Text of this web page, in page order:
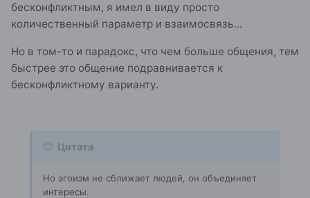
бесконфликтным, я имел в виду просто
количественный параметр и взаимосвязь...
Но в том-то и парадокс, что чем больше общения, тем
быстрее это общение подравнивается к
бесконфликтному варианту.
Цитата
Но эгоизм не сближает людей, он объединяет
интересы.